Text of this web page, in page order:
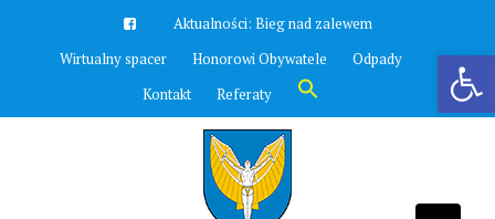
Otwórz pasek narzędzi
Aktualności: Bieg nad zalewem
Wirtualny spacer
Honorowi Obywatele
Odpady
Kontakt
Referaty Search
for:
Search Button